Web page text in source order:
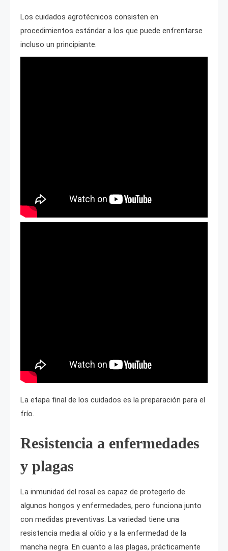
Los cuidados agrotécnicos consisten en
procedimientos estándar a los que puede enfrentarse
incluso un principiante.
La etapa final de los cuidados es la preparación para el
frío.
Resistencia a enfermedades
y plagas
La inmunidad del rosal es capaz de protegerlo de
algunos hongos y enfermedades, pero funciona junto
con medidas preventivas. La variedad tiene una
resistencia media al oídio y a la enfermedad de la
mancha negra. En cuanto a las plagas, prácticamente